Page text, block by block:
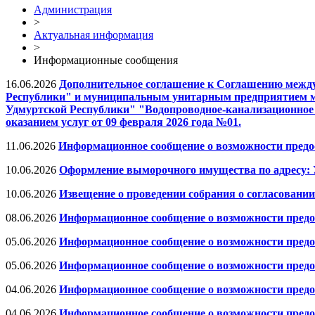
Администрация
>
Актуальная информация
>
Информационные сообщения
16.06.2026 Дополнительное соглашение к Соглашению
Республики" и муниципальным унитарным предприятием
Удмуртской Республики" "Водопроводное-
оказанием услуг от 09 февраля 2026 года №01.
11.06.2026 Информационное сообщение о возможности
10.06.2026 Оформление выморочного имущества по адресу:
10.06.2026 Извещение о проведении собрания о
08.06.2026 Информационное сообщение о возможности
05.06.2026 Информационное сообщение о возможности
05.06.2026 Информационное сообщение о возможности
04.06.2026 Информационное сообщение о возможности